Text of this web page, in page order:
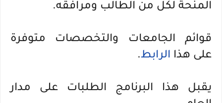
المنحة لكل من الطالب ومرافقه.
قوائم الجامعات والتخصصات متوفرة
على هذا الرابط.
يقبل هذا البرنامج الطلبات على مدار